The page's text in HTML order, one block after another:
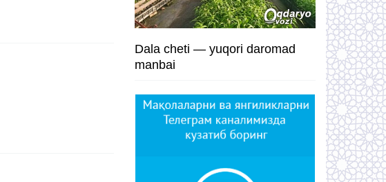
Dala cheti — yuqori daromad
manbai